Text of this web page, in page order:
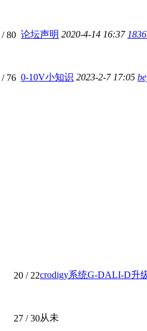
/ 80 论坛声明 2020-4-14 16:37
/ 76 0-10V小知识 2023-2-7 17:05
20 / 22crodigy系统G-DALI-D升
27 / 30从未